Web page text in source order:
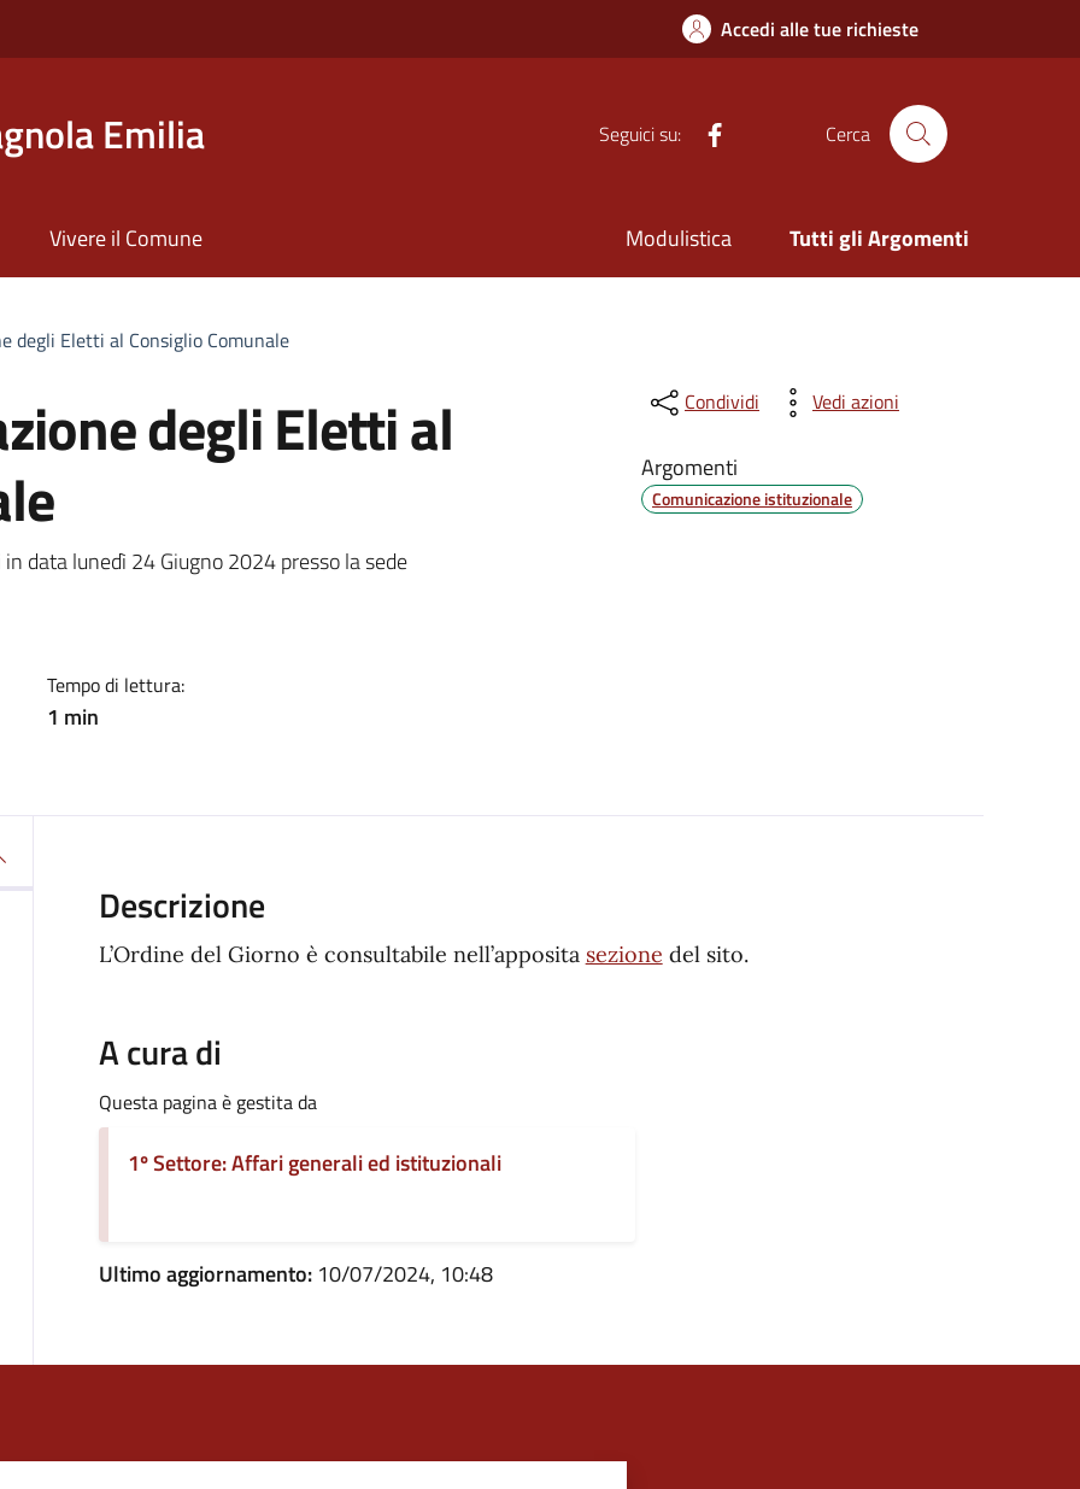
Accedi alle tue richieste
Emilia Seguici su: Cerca
Vivere il Comune Modulistica Tutti gli Argomenti
degli Eletti al Consiglio Comunale
degli Eletti al
data lunedì 24 Giugno 2024 presso la sede
Tempo di lettura:
1 min
Condividi Vedi azioni
Argomenti
Comunicazione istituzionale
Descrizione
L’Ordine del Giorno è consultabile nell’apposita sezione del sito.
A cura di
Questa pagina è gestita da
1º Settore: Affari generali ed istituzionali
Ultimo aggiornamento: 10/07/2024, 10:48